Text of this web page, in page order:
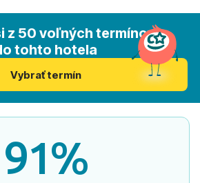
z 50 voľných termínov
tohto hotela
Vybrať termín
91%